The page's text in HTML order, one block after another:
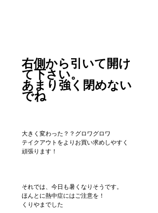
右側から引いて開け
て下さい。
あまり強く閉めない
でね
大きく変わった？？グロワグロワ
テイクアウトをよりお買い求めしやすく
頑張ります！
それでは、今日も暑くなりそうです。
ほんとに熱中症にはご注意を！
くりやまでした